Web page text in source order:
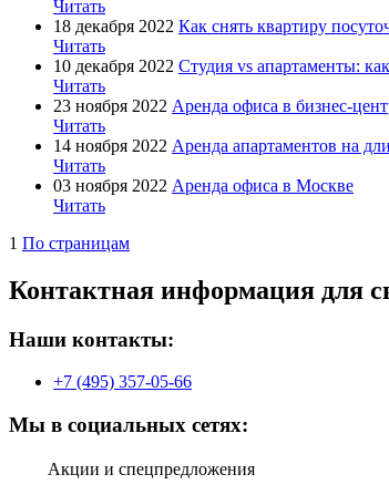
Читать
18 декабря 2022 Как снять квартиру
Читать
10 декабря 2022 Студия vs апартаменты:
Читать
23 ноября 2022 Аренда офиса в бизнес-
Читать
14 ноября 2022 Аренда апартаментов на
Читать
03 ноября 2022 Аренда офиса в Москве
Читать
1 По страницам
Контактная информация для
Наши контакты:
+7 (495) 357-05-66
Мы в социальных сетях:
Акции и спецпредложения